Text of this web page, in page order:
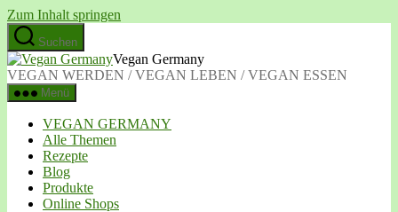
Zum Inhalt springen
Suchen
Vegan Germany
VEGAN WERDEN / VEGAN LEBEN / VEGAN ESSEN
Menü
VEGAN GERMANY
Alle Themen
Rezepte
Blog
Produkte
Online Shops